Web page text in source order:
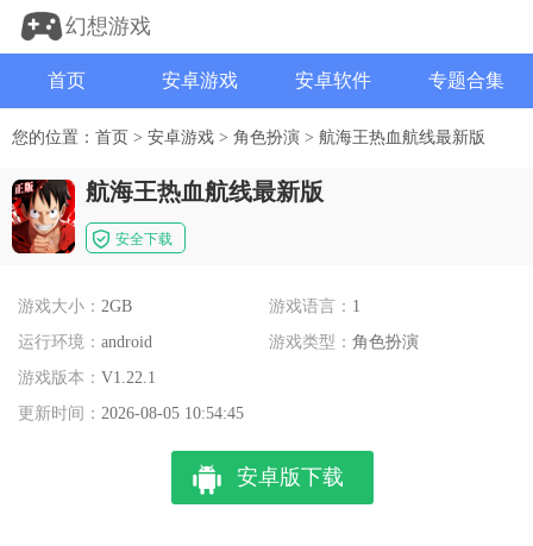
幻想游戏
首页 安卓游戏 安卓软件 专题合集
您的位置： 首页 > 安卓游戏 > 角色扮演 > 航海王热血航线最新版
航海王热血航线最新版
安全下载
游戏大小： 2GB 游戏语言： 1
运行环境： android 游戏类型：角色扮演
游戏版本： V1.22.1
更新时间： 2026-08-05 10:54:45
安卓版下载